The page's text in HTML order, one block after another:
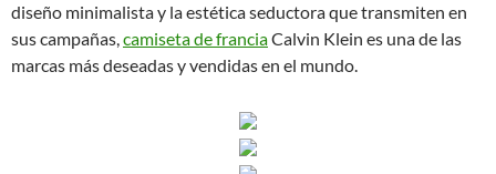
diseño minimalista y la estética seductora que transmiten en
sus campañas,camiseta de franciaCalvin Klein es una de las
marcas más deseadas y vendidas en el mundo.